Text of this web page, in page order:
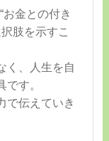
金との付き
肢を示すこ
く、人生を自
す。
で伝えていき